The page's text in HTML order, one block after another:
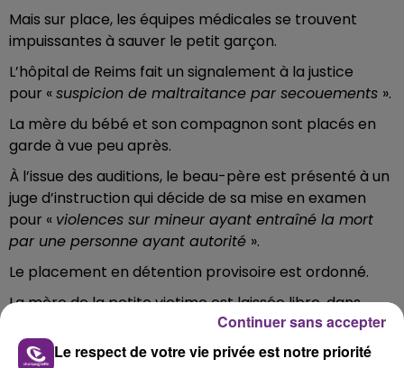
Mais sur place, les équipes médicales se trouvent
impuissantes à sauver le petit garçon.
L’hôpital de Reims fait un signalement à la justice
pour «suspicion de maltraitance par secouements ».
La mère du bébé et son compagnon sont placés en
garde à vue peu après.
À l’issue des auditions, le beau-père est présenté à un
juge d’instruction qui décide de sa mise en examen
pour « violences sur mineur ayant entraîné la mort
par une personne ayant autorité ».
Le placement en détention provisoire est ordonné.
La mère de la petite victime est laissée libre, dans
l’attente des suites de l’enquête.
Le respect de votre vie privée est notre priorité
Continuer sans accepter